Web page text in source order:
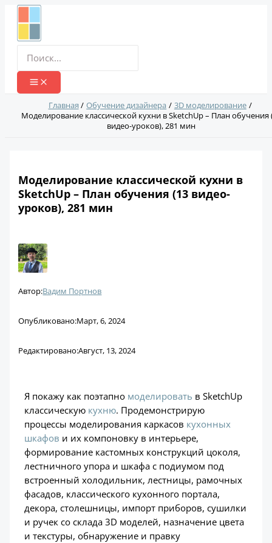
Перейти
Главная Обучение дизайнера
3D моделирование
Моделирование классической кухни в SketchUp – План обучения
видео-уроков), 281 мин
Моделирование классической кухни в
SketchUp – План обучения (13 видео-
уроков), 281 мин
Автор:Вадим Портнов
Опубликовано:Март, 6, 2024
Редактировано:Август, 13, 2024
Я покажу как поэтапно моделировать в SketchUp
классическую кухню. Продемонстрирую
процессы моделирования каркасов кухонных
шкафов и их компоновку в интерьере,
формирование кастомных конструкций цоколя,
лестничного упора и шкафа с подиумом под
встроенный холодильник, лестницы, рамочных
фасадов, классического кухонного портала,
декора, столешницы, импорт приборов, сушилки
и ручек со склада 3D моделей, назначение цвета
и текстуры, обнаружение и правку